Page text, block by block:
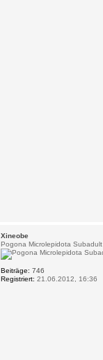
Xineobe
Pogona Microlepidota Subadult
Beiträge: 746
Registriert: 21.06.2012, 16:36